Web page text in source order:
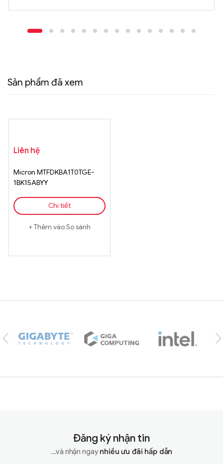
Sản phẩm đã xem
Liên hệ
Micron MTFDKBA1T0TGE-
1BK15ABYY
Chi tiết
Thêm vào So sánh
Đăng ký nhận tin
...và nhận ngaynhiều ưu đãi hấp dẫn